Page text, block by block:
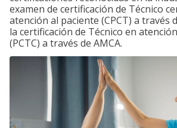
examen de certificación de Técnico
atención al paciente (CPCT) a través
la certificación de Técnico en
(PCTC) a través de AMCA.